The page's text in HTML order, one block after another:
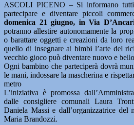
ASCOLI PICENO – Si informano
partecipare e diventare piccoli
domenica 21 giugno, in Via
potranno allestire autonomamente la
o barattare oggetti e creazioni da loro
quello di insegnare ai bimbi l’arte del
vecchio gioco può diventare nuovo e
Ogni bambino che parteciperà dovrà
le mani, indossare la mascherina e
metro
L’iniziativa è promossa
dalle consigliere comunali Laura
Daniela Massi e dall’organizzatrice del
Maria Brandozzi.